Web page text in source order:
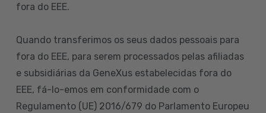
fora do EEE.
Quando transferimos os seus dados pessoais para
fora do EEE, para serem processados pelas afiliadas
e subsidiárias da GeneXus estabelecidas fora do
EEE, fá-lo-emos em conformidade com o
Regulamento (UE) 2016/679 do Parlamento Europeu